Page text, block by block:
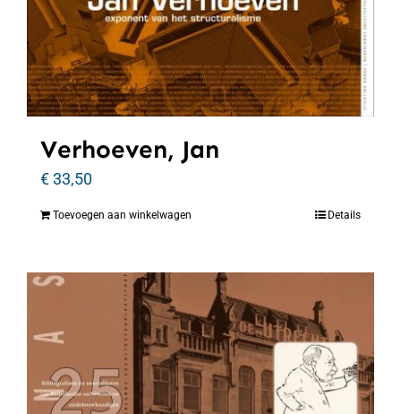
Verhoeven, Jan
€33,50
Toevoegen aan winkelwagen Details